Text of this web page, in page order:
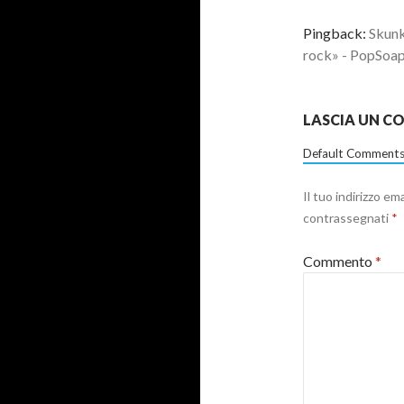
Pingback:
rock» - PopSoap
LASCIA UN
Default
Il tuo indirizzo
contrassegnati *
Commento *